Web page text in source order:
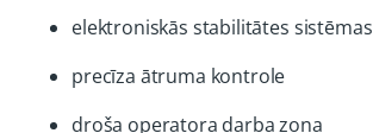
elektroniskās stabilitātes sistēmas
precīza ātruma kontrole
droša operatora darba zona